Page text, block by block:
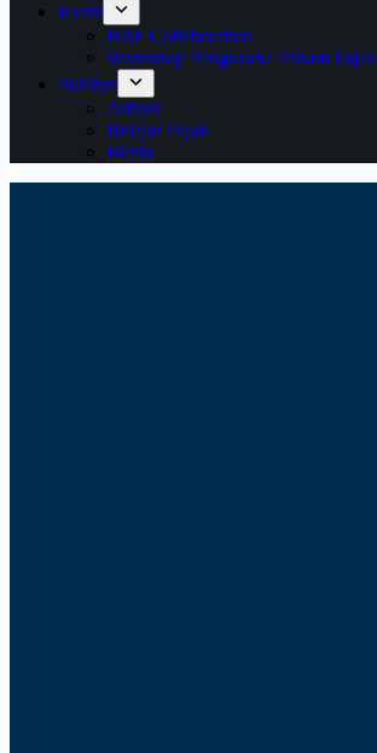
Event
BBF Collaboration
Workshop Pengusaha Paham Pajak
Sumber
Artikel
Belajar Pajak
Berita